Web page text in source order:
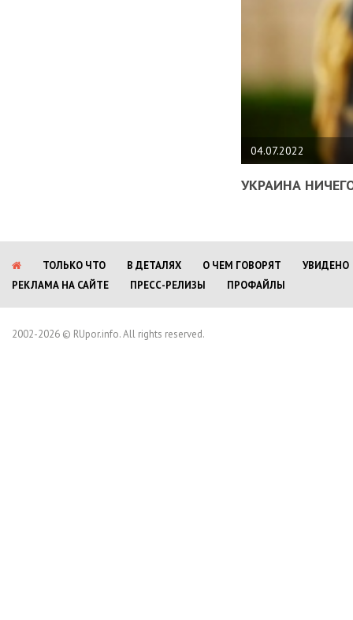
04.07.2022
УКРАИНА
ТОЛЬКО ЧТО В ДЕТАЛЯХ О ЧЕМ ГОВОРЯТ
УВИДЕНО
РЕКЛАМА НА САЙТЕ
ПРЕСС-РЕЛИЗЫ ПРОФАЙЛЫ
2002-2026 © RUpor.info. All rights reserved.